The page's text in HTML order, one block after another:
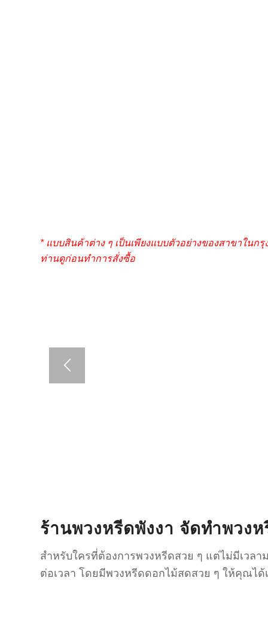
* แบบสินค้าต่าง ๆ เป็นเพียงแบบตัวอย่างของสาขาใน
ท่านดูก่อนทำการสั่งซื้อ
ร้านพวงหรีดพังงา จัดทำพวง
สำหรับใครที่ต้องการพวงหรีดสวย ๆ แต่ไม่มีเวล
ต่อเวลา โดยมีพวงหรีดดอกไม้สดสวย ๆ ให้คุณไ